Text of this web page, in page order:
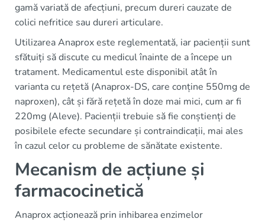
gamă variată de afecțiuni, precum dureri cauzate de
colici nefritice sau dureri articulare.
Utilizarea Anaprox este reglementată, iar pacienții sunt
sfătuiți să discute cu medicul înainte de a începe un
tratament. Medicamentul este disponibil atât în
varianta cu rețetă (Anaprox-DS, care conține 550mg de
naproxen), cât și fără rețetă în doze mai mici, cum ar fi
220mg (Aleve). Pacienții trebuie să fie conștienți de
posibilele efecte secundare și contraindicații, mai ales
în cazul celor cu probleme de sănătate existente.
Mecanism de acțiune și
farmacocinetică
Anaprox acționează prin inhibarea enzimelor